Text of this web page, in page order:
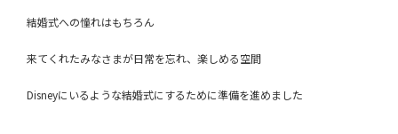
結婚式への憧れはもちろん
来てくれたみなさまが日常を忘れ、 楽しめる空間
Disneyにいるような結婚式にするために準備を進めました